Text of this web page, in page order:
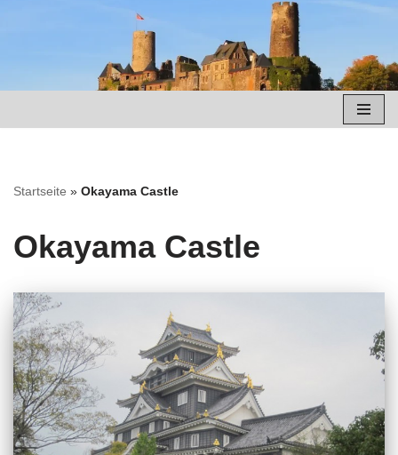
springen
Startseite » Okayama Castle
Okayama Castle